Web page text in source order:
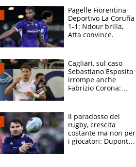
Pagelle Fiorentina-
Deportivo La Coruña
1-1: Ndour brilla,
Atta convince.
Cagliari, sul caso
Sebastiano Esposito
irrompe anche
Fabrizio Corona:
prove”
Il paradosso del
rugby, crescita
costante ma non per
i giocatori: Dupont